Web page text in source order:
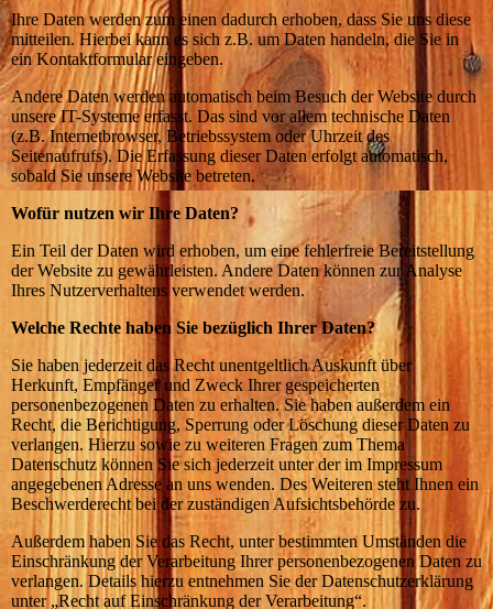
Ihre Daten werden zum einen dadurch erhoben, dass Sie uns diese
mitteilen. Hierbei kann es sich z.B. um Daten handeln, die Sie in
ein Kontaktformular eingeben.
Andere Daten werden automatisch beim Besuch der Website durch
unsere IT-Systeme erfasst. Das sind vor allem technische Daten
(z.B. Internetbrowser, Betriebssystem oder Uhrzeit des
Seitenaufrufs). Die Erfassung dieser Daten erfolgt automatisch,
sobald Sie unsere Website betreten.
Wofür nutzen wir Ihre Daten?
Ein Teil der Daten wird erhoben, um eine fehlerfreie Bereitstellung
der Website zu gewährleisten. Andere Daten können zur Analyse
Ihres Nutzerverhaltens verwendet werden.
Welche Rechte haben Sie bezüglich Ihrer Daten?
Sie haben jederzeit das Recht unentgeltlich Auskunft über
Herkunft, Empfänger und Zweck Ihrer gespeicherten
personenbezogenen Daten zu erhalten. Sie haben außerdem ein
Recht, die Berichtigung, Sperrung oder Löschung dieser Daten zu
verlangen. Hierzu sowie zu weiteren Fragen zum Thema
Datenschutz können Sie sich jederzeit unter der im Impressum
angegebenen Adresse an uns wenden. Des Weiteren steht Ihnen ein
Beschwerderecht bei der zuständigen Aufsichtsbehörde zu.
Außerdem haben Sie das Recht, unter bestimmten Umständen die
Einschränkung der Verarbeitung Ihrer personenbezogenen Daten zu
verlangen. Details hierzu entnehmen Sie der Datenschutzerklärung
unter „Recht auf Einschränkung der Verarbeitung“.